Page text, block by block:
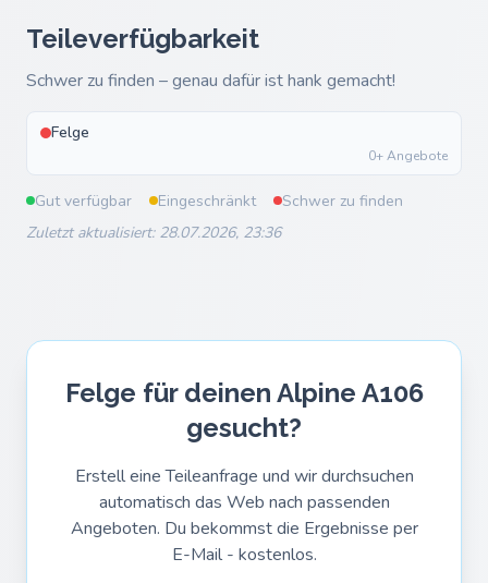
Teileverfügbarkeit
Schwer zu finden – genau dafür ist hank gemacht!
Felge
0+ Angebote
Gut verfügbar Eingeschränkt
Schwer zu finden
Zuletzt aktualisiert: 28.07.2026, 23:36
Felge für deinen Alpine A106
gesucht?
Erstell eine Teileanfrage und wir durchsuchen
automatisch das Web nach passenden
Angeboten. Du bekommst die Ergebnisse per
E-Mail - kostenlos.